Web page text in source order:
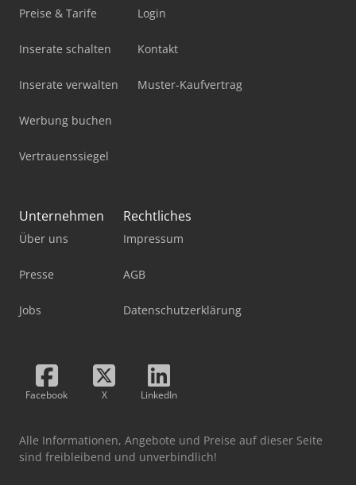
Preise & Tarife
Inserate schalten
Inserate verwalten
Werbung buchen
Vertrauenssiegel
Login
Kontakt
Muster-Kaufvertrag
Unternehmen
Über uns
Presse
Jobs
Rechtliches
Impressum
AGB
Datenschutzerklärung
Facebook X LinkedIn
Alle Informationen, Angebote und Preise auf dieser Seite
sind freibleibend und unverbindlich!